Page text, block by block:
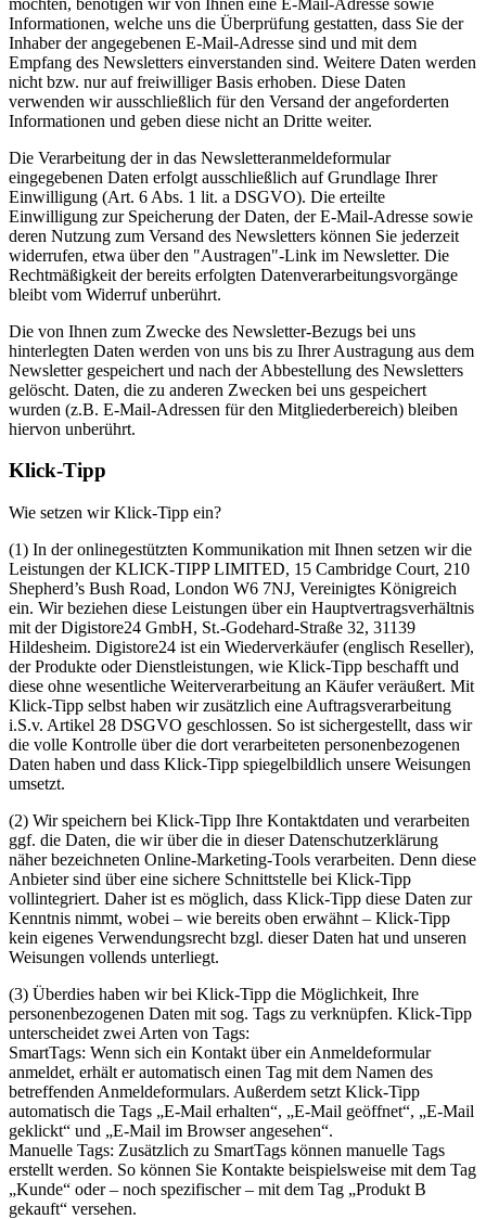
Informationen, welche uns die Überprüfung gestatten, dass Sie der
Inhaber der angegebenen E-Mail-Adresse sind und mit dem
Empfang des Newsletters einverstanden sind. Weitere Daten werden
nicht bzw. nur auf freiwilliger Basis erhoben. Diese Daten
verwenden wir ausschließlich für den Versand der angeforderten
Informationen und geben diese nicht an Dritte weiter.
Die Verarbeitung der in das Newsletteranmeldeformular
eingegebenen Daten erfolgt ausschließlich auf Grundlage Ihrer
Einwilligung (Art. 6 Abs. 1 lit. a DSGVO). Die erteilte
Einwilligung zur Speicherung der Daten, der E-Mail-Adresse sowie
deren Nutzung zum Versand des Newsletters können Sie jederzeit
widerrufen, etwa über den "Austragen"-Link im Newsletter. Die
Rechtmäßigkeit der bereits erfolgten Datenverarbeitungsvorgänge
bleibt vom Widerruf unberührt.
Die von Ihnen zum Zwecke des Newsletter-Bezugs bei uns
hinterlegten Daten werden von uns bis zu Ihrer Austragung aus dem
Newsletter gespeichert und nach der Abbestellung des Newsletters
gelöscht. Daten, die zu anderen Zwecken bei uns gespeichert
wurden (z.B. E-Mail-Adressen für den Mitgliederbereich) bleiben
hiervon unberührt.
Klick-Tipp
Wie setzen wir Klick-Tipp ein?
(1) In der onlinegestützten Kommunikation mit Ihnen setzen wir die
Leistungen der KLICK-TIPP LIMITED, 15 Cambridge Court, 210
Shepherd’s Bush Road, London W6 7NJ, Vereinigtes Königreich
ein. Wir beziehen diese Leistungen über ein Hauptvertragsverhältnis
mit der Digistore24 GmbH, St.-Godehard-Straße 32, 31139
Hildesheim. Digistore24 ist ein Wiederverkäufer (englisch Reseller),
der Produkte oder Dienstleistungen, wie Klick-Tipp beschafft und
diese ohne wesentliche Weiterverarbeitung an Käufer veräußert. Mit
Klick-Tipp selbst haben wir zusätzlich eine Auftragsverarbeitung
i.S.v. Artikel 28 DSGVO geschlossen. So ist sichergestellt, dass wir
die volle Kontrolle über die dort verarbeiteten personenbezogenen
Daten haben und dass Klick-Tipp spiegelbildlich unsere Weisungen
umsetzt.
(2) Wir speichern bei Klick-Tipp Ihre Kontaktdaten und verarbeiten
ggf. die Daten, die wir über die in dieser Datenschutzerklärung
näher bezeichneten Online-Marketing-Tools verarbeiten. Denn diese
Anbieter sind über eine sichere Schnittstelle bei Klick-Tipp
vollintegriert. Daher ist es möglich, dass Klick-Tipp diese Daten zur
Kenntnis nimmt, wobei – wie bereits oben erwähnt – Klick-Tipp
kein eigenes Verwendungsrecht bzgl. dieser Daten hat und unseren
Weisungen vollends unterliegt.
(3) Überdies haben wir bei Klick-Tipp die Möglichkeit, Ihre
personenbezogenen Daten mit sog. Tags zu verknüpfen. Klick-Tipp
unterscheidet zwei Arten von Tags:
SmartTags: Wenn sich ein Kontakt über ein Anmeldeformular
anmeldet, erhält er automatisch einen Tag mit dem Namen des
betreffenden Anmeldeformulars. Außerdem setzt Klick-Tipp
automatisch die Tags „E-Mail erhalten“, „E-Mail geöffnet“, „E-Mail
geklickt“ und „E-Mail im Browser angesehen“.
Manuelle Tags: Zusätzlich zu SmartTags können manuelle Tags
erstellt werden. So können Sie Kontakte beispielsweise mit dem Tag
„Kunde“ oder – noch spezifischer – mit dem Tag „Produkt B
gekauft“ versehen.